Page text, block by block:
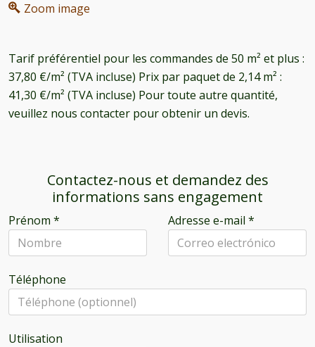
Zoom image
Tarif préférentiel pour les commandes de 50 m² et plus :
37,80 €/m² (TVA incluse) Prix par paquet de 2,14 m² :
41,30 €/m² (TVA incluse) Pour toute autre quantité,
veuillez nous contacter pour obtenir un devis.
Contactez-nous et demandez des
informations sans engagement
Prénom * Adresse e-mail *
Téléphone
Utilisation